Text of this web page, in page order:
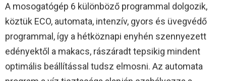
A mosogatógép 6 különböző programmal dolgozik,
köztük ECO, automata, intenzív, gyors és üvegvédő
programmal, így a hétköznapi enyhén szennyezett
edényektől a makacs, rászáradt tepsikig mindent
optimális beállítással tudsz elmosni. Az automata